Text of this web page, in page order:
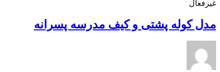
غیرفعال
مدل کوله پشتی و کیف مدرسه پسرانه